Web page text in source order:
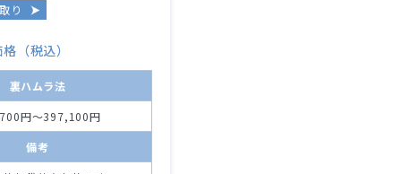
り
（税込）
裏ハムラ法
円～397,100円
備考